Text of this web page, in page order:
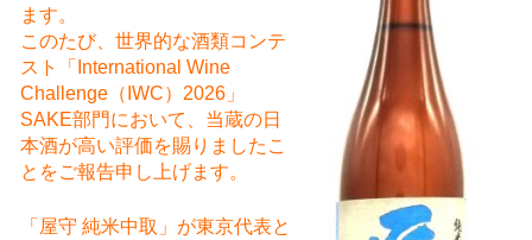
ます。
このたび、世界的な酒類コンテ
スト「International Wine
Challenge（IWC）2026」
SAKE部門において、当蔵の日
本酒が高い評価を賜りましたこ
とをご報告申し上げます。
「屋守 純米中取」が東京代表と